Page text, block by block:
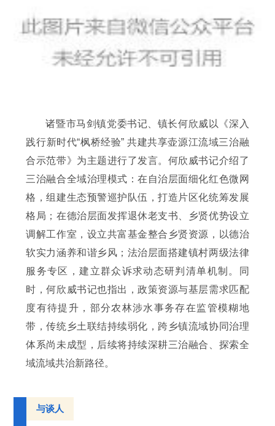
诸暨市马剑镇党委书记、镇长何欣威以《深入
践行新时代“枫桥经验” 共建共享壶源江流域三治融
合示范带》 为主题进行了发言。何欣威书记介绍了
三治融合全域治理模式：在自治层面细化红色微网
格，组建生态预警巡护队伍，打造片区化统筹发展
格局；在德治层面发挥退休老支书、乡贤优势设立
调解工作室，设立共富基金整合乡贤资源，以德治
软实力涵养和谐乡风；法治层面搭建镇村两级法律
服务专区，建立群众诉求动态研判清单机制。同
时，何欣威书记也指出，政策资源与基层需求匹配
度有待提升，部分农林涉水事务存在监管模糊地
带，传统乡土联结持续弱化，跨乡镇流域协同治理
体系尚未成型，后续将持续深耕三治融合、探索全
域流域共治新路径。
与谈人